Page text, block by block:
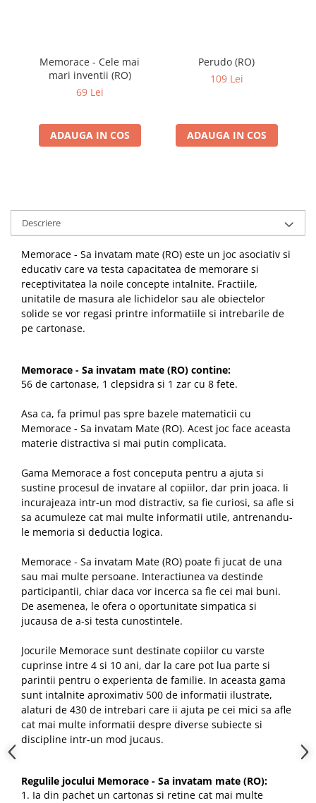
Memorace - Cele mai
mari inventii (RO)
69 Lei
ADAUGA IN COS
Perudo (RO)
109 Lei
ADAUGA IN COS
Descriere
Memorace - Sa invatam mate (RO) este un joc asociativ si
educativ care va testa capacitatea de memorare si
receptivitatea la noile concepte intalnite. Fractiile,
unitatile de masura ale lichidelor sau ale obiectelor
solide se vor regasi printre informatiile si intrebarile de
pe cartonase.
Memorace - Sa invatam mate (RO) contine:
56 de cartonase, 1 clepsidra si 1 zar cu 8 fete.
Asa ca, fa primul pas spre bazele matematicii cu
Memorace - Sa invatam Mate (RO). Acest joc face aceasta
materie distractiva si mai putin complicata.
Gama Memorace a fost conceputa pentru a ajuta si
sustine procesul de invatare al copiilor, dar prin joaca. Ii
incurajeaza intr-un mod distractiv, sa fie curiosi, sa afle si
sa acumuleze cat mai multe informatii utile, antrenandu-
le memoria si deductia logica.
Memorace - Sa invatam Mate (RO) poate fi jucat de una
sau mai multe persoane. Interactiunea va destinde
participantii, chiar daca vor incerca sa fie cei mai buni.
De asemenea, le ofera o oportunitate simpatica si
jucausa de a-si testa cunostintele.
Jocurile Memorace sunt destinate copiilor cu varste
cuprinse intre 4 si 10 ani, dar la care pot lua parte si
parintii pentru o experienta de familie. In aceasta gama
sunt intalnite aproximativ 500 de informatii ilustrate,
alaturi de 430 de intrebari care ii ajuta pe cei mici sa afle
cat mai multe informatii despre diverse subiecte si
discipline intr-un mod jucaus.
Regulile jocului Memorace - Sa invatam mate (RO):
1. Ia din pachet un cartonas si retine cat mai multe